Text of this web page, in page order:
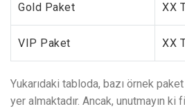
Gold Paket XX
VIP Paket XX
Yukarıdaki tabloda, bazı örnek
yer almaktadır. Ancak, unutmayın